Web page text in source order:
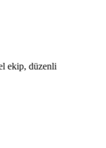
ekip, düzenli